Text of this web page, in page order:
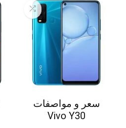
سعر و مواصفات
Vivo Y30